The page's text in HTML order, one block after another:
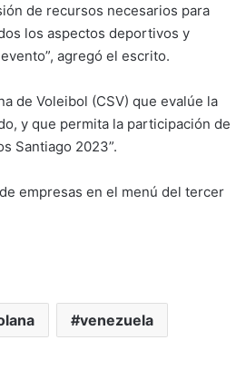
de recursos necesarios para
los aspectos deportivos y
agregó el escrito.
de Voleibol (CSV) que evalúe la
y que permita la participación de
Santiago 2023”.
empresas en el menú del tercer
venezuela